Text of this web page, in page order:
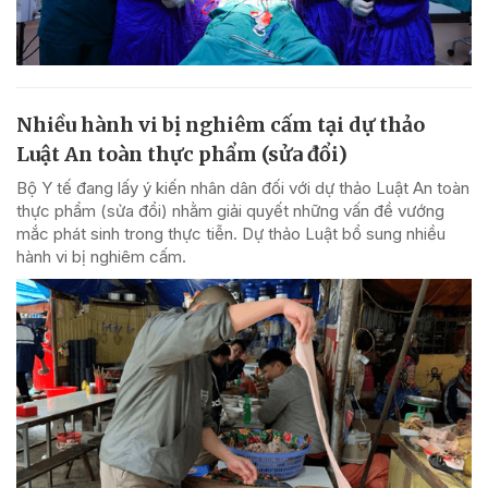
Nhiều hành vi bị nghiêm cấm tại dự thảo
Luật An toàn thực phẩm (sửa đổi)
Bộ Y tế đang lấy ý kiến nhân dân đối với dự thảo Luật An toàn
thực phẩm (sửa đổi) nhằm giải quyết những vấn đề vướng
mắc phát sinh trong thực tiễn. Dự thảo Luật bổ sung nhiều
hành vi bị nghiêm cấm.